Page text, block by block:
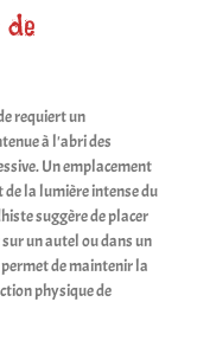
requiert un
à l'abri des
Un emplacement
de la lumière intense du
suggère de placer
un autel ou dans un
de maintenir la
physique de